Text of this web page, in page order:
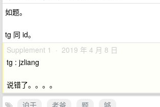
如题。
tg 同 id。
Supplement 1 · 2019 年 4 月 8 日
tg : jzliang
说错了。。。。
迫于
老爸 题
够